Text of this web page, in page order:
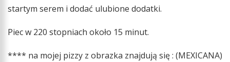
startym serem i dodać ulubione dodatki.
Piec w 220 stopniach około 15 minut.
**** na mojej pizzy z obrazka znajdują się : (MEXICANA)